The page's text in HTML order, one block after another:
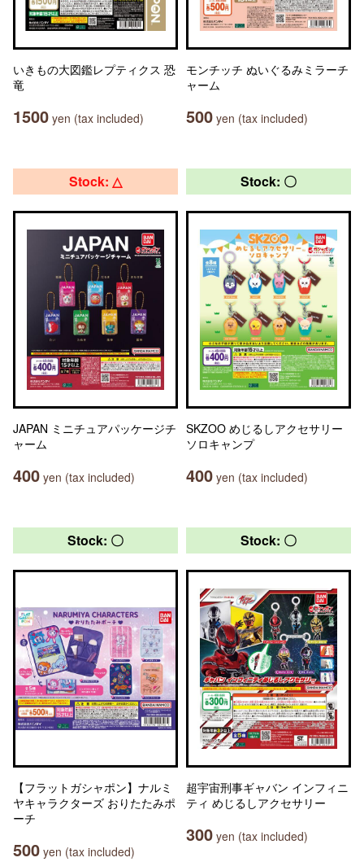
いきもの大図鑑レプティクス 恐
竜
1500 yen (tax included)
モンチッチ ぬいぐるみミラーチ
ャーム
500 yen (tax included)
Stock: △
JAPAN ミニチュアパッケージチ
ャーム
400 yen (tax included)
Stock: 〇
SKZOO めじるしアクセサリー
ソロキャンプ
400 yen (tax included)
Stock: 〇
【フラットガシャポン】ナルミ
ヤキャラクターズ おりたたみポ
ーチ
500 yen (tax included)
Stock: 〇
超宇宙刑事ギャバン インフィニ
ティ めじるしアクセサリー
300 yen (tax included)